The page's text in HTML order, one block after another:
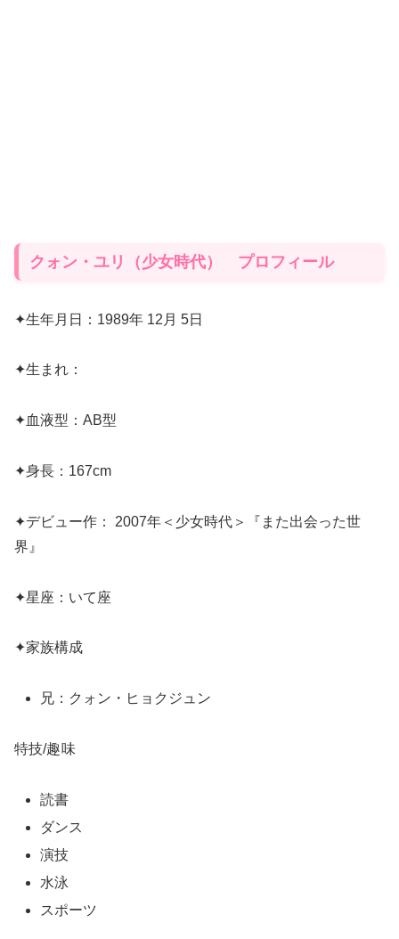
クォン・ユリ（少女時代） プロフィール
✦生年月日：1989年 12月 5日
✦生まれ：
✦血液型：AB型
✦身長：167cm
✦デビュー作： 2007年＜少女時代＞『また出会った世
界』
✦星座：いて座
✦家族構成
兄：クォン・ヒョクジュン
特技/趣味
読書
ダンス
演技
水泳
スポーツ